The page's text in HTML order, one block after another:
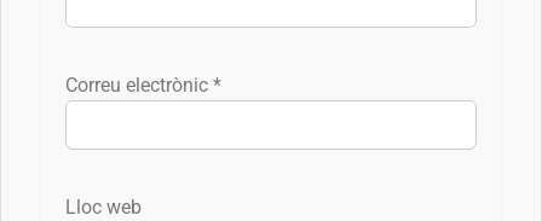
Correu electrònic *
Lloc web